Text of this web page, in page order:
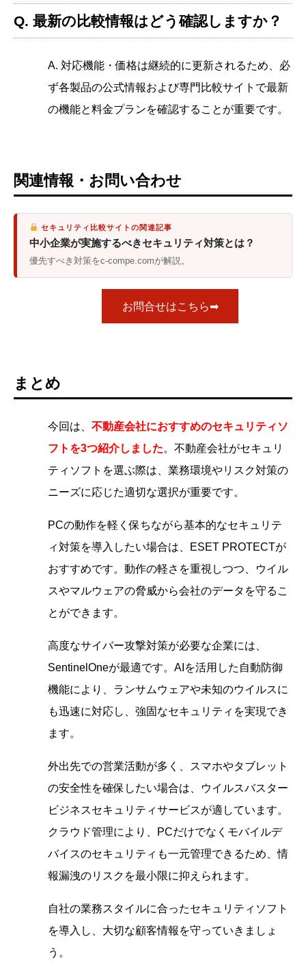
Q. 最新の比較情報はどう確認しますか？
A. 対応機能・価格は継続的に更新されるため、必
ず各製品の公式情報および専門比較サイトで最新
の機能と料金プランを確認することが重要です。
関連情報・お問い合わせ
セキュリティ比較サイトの関連記事
中小企業が実施するべきセキュリティ対策とは？
優先すべき対策をc-compe.comが解説。
お問合せはこちら➡
まとめ
今回は、 不動産会社におすすめのセキュリティソ
フトを3つ紹介しました。 不動産会社がセキュリ
ティソフトを選ぶ際は、業務環境やリスク対策の
ニーズに応じた適切な選択が重要です。
PCの動作を軽く保ちながら基本的なセキュリテ
ィ対策を導入したい場合は、ESET PROTECTが
おすすめです。動作の軽さを重視しつつ、ウイル
スやマルウェアの脅威から会社のデータを守るこ
とができます。
高度なサイバー攻撃対策が必要な企業には、
SentinelOneが最適です。AIを活用した自動防御
機能により、ランサムウェアや未知のウイルスに
も迅速に対応し、強固なセキュリティを実現でき
ます。
外出先での営業活動が多く、スマホやタブレット
の安全性を確保したい場合は、ウイルスバスター
ビジネスセキュリティサービスが適しています。
クラウド管理により、PCだけでなくモバイルデ
バイスのセキュリティも一元管理できるため、情
報漏洩のリスクを最小限に抑えられます。
自社の業務スタイルに合ったセキュリティソフト
を導入し、大切な顧客情報を守っていきましょ
う。